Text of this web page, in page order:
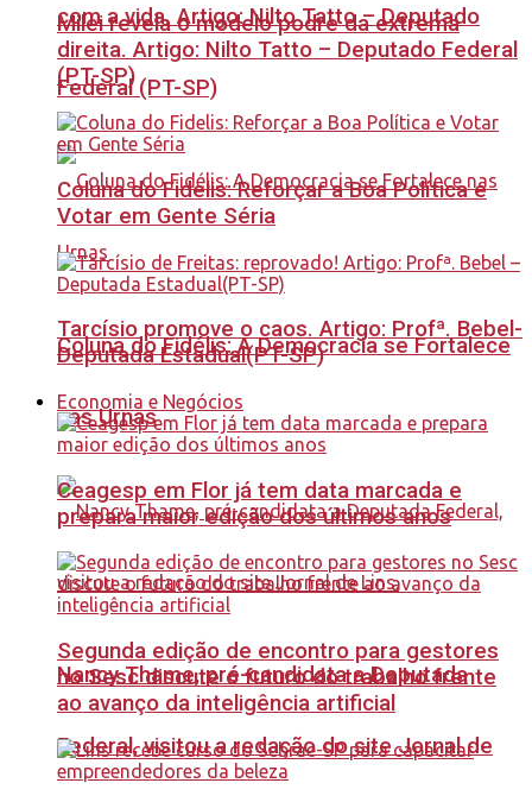
com a vida. Artigo: Nilto Tatto – Deputado
Federal (PT-SP)
Coluna do Fidélis: A Democracia se Fortalece
nas Urnas
Nancy Thame, pré-candidata a Deputada
Federal, visitou a redação do site Jornal de
Milei revela o modelo podre da extrema
direita. Artigo: Nilto Tatto – Deputado Federal
(PT-SP)
Coluna do Fidelis: Reforçar a Boa Política e
Votar em Gente Séria
Tarcísio promove o caos. Artigo: Profª. Bebel-
Deputada Estadual(PT-SP)
Economia e Negócios
Ceagesp em Flor já tem data marcada e
prepara maior edição dos últimos anos
Segunda edição de encontro para gestores
no Sesc discute o futuro do trabalho frente
ao avanço da inteligência artificial